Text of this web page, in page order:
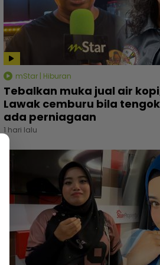
mStar | Hiburan
Tebalkan muka jual air
Lawak cemburu bila
ada perniagaan
1 hari lalu